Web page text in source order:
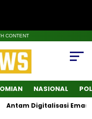
CONTENT
NASIONAL
Antam Digitalisasi Emas,